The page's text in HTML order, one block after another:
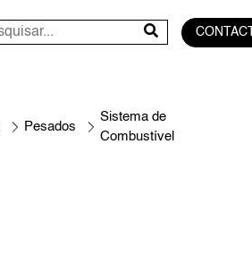
Pesados
Sistema de
Combustível